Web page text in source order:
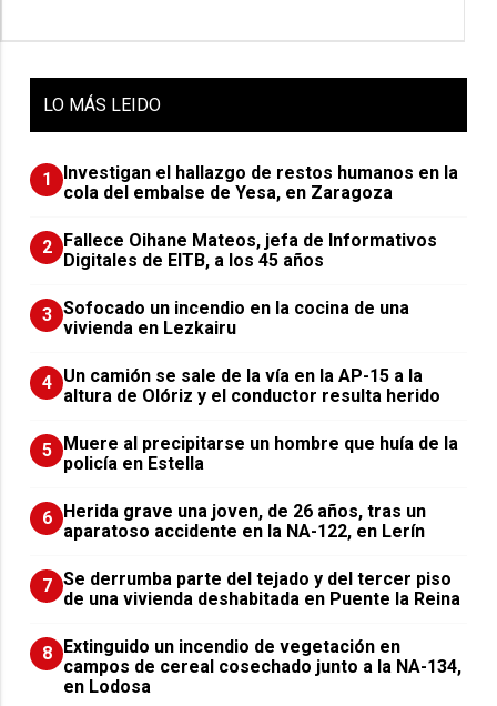
LO MÁS LEIDO
1
Investigan el hallazgo de restos humanos en la
cola del embalse de Yesa, en Zaragoza
2
Fallece Oihane Mateos, jefa de Informativos
Digitales de EITB, a los 45 años
3 Sofocado un incendio en la cocina de una
vivienda en Lezkairu
4 Un camión se sale de la vía en la AP-15 a la
altura de Olóriz y el conductor resulta herido
5
Muere al precipitarse un hombre que huía de la
policía en Estella
6
Herida grave una joven, de 26 años, tras un
aparatoso accidente en la NA-122, en Lerín
7 Se derrumba parte del tejado y del tercer piso
de una vivienda deshabitada en Puente la Reina
8
Extinguido un incendio de vegetación en
campos de cereal cosechado junto a la NA-134,
en Lodosa